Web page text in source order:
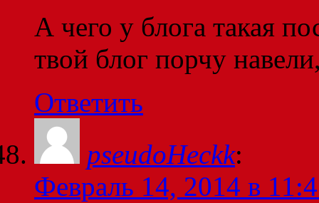
А чего у блога такая
твой блог порчу
Ответить
pseudoHeckk:
Февраль 14, 2014 в